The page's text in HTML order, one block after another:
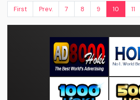
First
Prev. 7 8 9 10 11